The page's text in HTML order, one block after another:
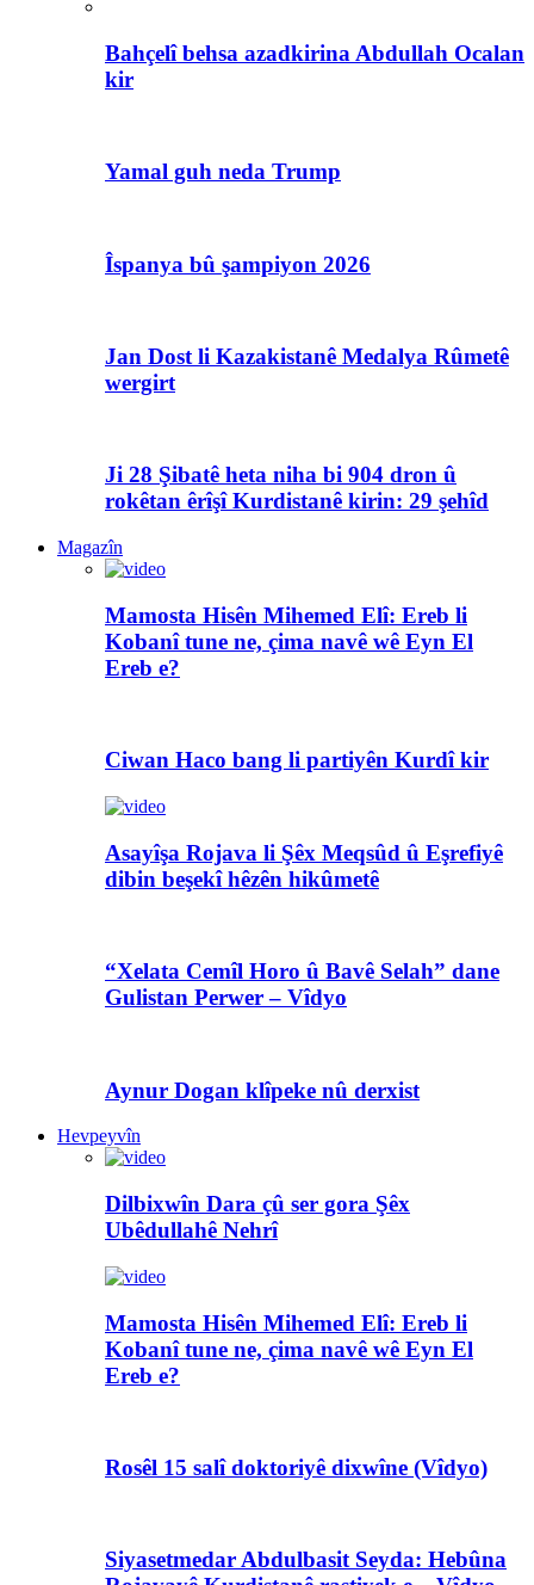
Bahçelî behsa azadkirina Abdullah Ocalan
kir
Yamal guh neda Trump
Îspanya bû şampiyon 2026
Jan Dost li Kazakistanê Medalya Rûmetê
wergirt
Ji 28 Şibatê heta niha bi 904 dron û
rokêtan êrîşî Kurdistanê kirin: 29 şehîd
Magazîn
Mamosta Hisên Mihemed Elî: Ereb li
Kobanî tune ne, çima navê wê Eyn El
Ereb e?
Ciwan Haco bang li partiyên Kurdî kir
Asayîşa Rojava li Şêx Meqsûd û Eşrefiyê
dibin beşekî hêzên hikûmetê
“Xelata Cemîl Horo û Bavê Selah” dane
Gulistan Perwer – Vîdyo
Aynur Dogan klîpeke nû derxist
Hevpeyvîn
Dilbixwîn Dara çû ser gora Şêx
Ubêdullahê Nehrî
Mamosta Hisên Mihemed Elî: Ereb li
Kobanî tune ne, çima navê wê Eyn El
Ereb e?
Rosêl 15 salî doktoriyê dixwîne (Vîdyo)
Siyasetmedar Abdulbasit Seyda: Hebûna